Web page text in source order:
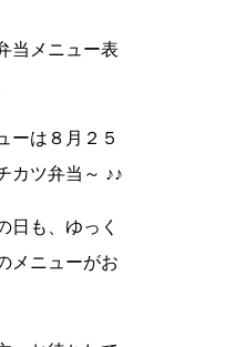
当メニュー表
ーは８月２５
カツ弁当～ ♪♪
日も、ゆっく
メニューがお